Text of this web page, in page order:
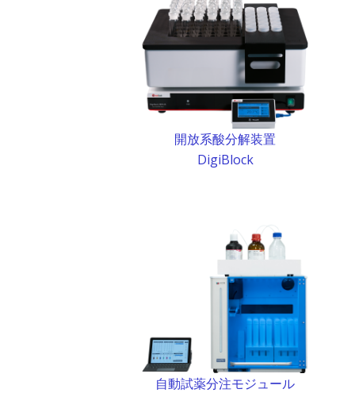
開放系酸分解装置
DigiBlock
自動試薬分注モジュール